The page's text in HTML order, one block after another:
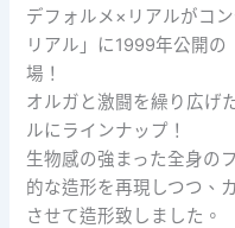
デフォルメ×リアルがコ
リアル」に1999年公開
場！
オルガと激闘を繰り広げ
ルにラインナップ！
生物感の強まった全身の
的な造形を再現しつつ、
させて造形致しました。